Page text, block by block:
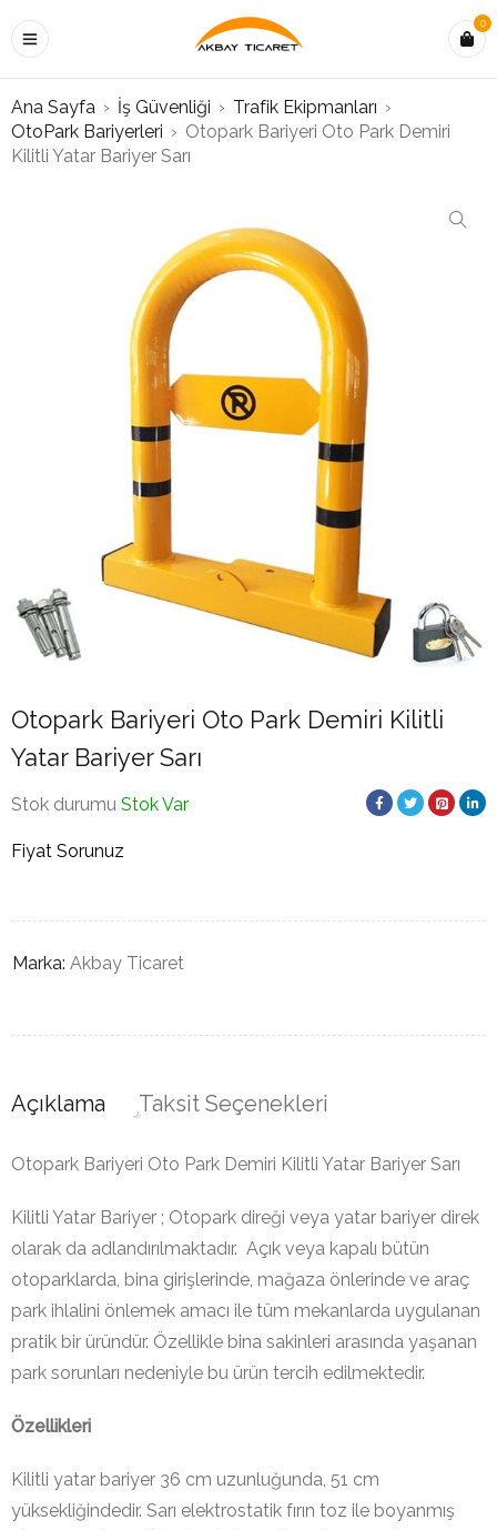
0
Ana Sayfa › İş Güvenliği › Trafik Ekipmanları ›
OtoPark Bariyerleri › Otopark Bariyeri Oto Park Demiri
Kilitli Yatar Bariyer Sarı
Otopark Bariyeri Oto Park Demiri Kilitli
Yatar Bariyer Sarı
Stok durumu Stok Var
Fiyat Sorunuz
Marka: Akbay Ticaret
Açıklama Taksit Seçenekleri
Otopark Bariyeri Oto Park Demiri Kilitli Yatar Bariyer Sarı
Kilitli Yatar Bariyer ; Otopark direği veya yatar bariyer direk
olarak da adlandırılmaktadır. Açık veya kapalı bütün
otoparklarda, bina girişlerinde, mağaza önlerinde ve araç
park ihlalini önlemek amacı ile tüm mekanlarda uygulanan
pratik bir üründür. Özellikle bina sakinleri arasında yaşanan
park sorunları nedeniyle bu ürün tercih edilmektedir.
Özellikleri
Kilitli yatar bariyer 36 cm uzunluğunda, 51 cm
yüksekliğindedir. Sarı elektrostatik fırın toz ile boyanmış